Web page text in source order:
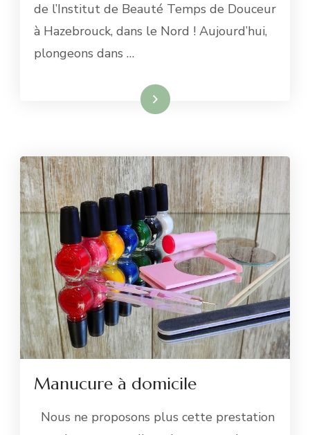
de l’Institut de Beauté Temps de Douceur
à Hazebrouck, dans le Nord ! Aujourd’hui,
plongeons dans …
Lire la suite
Manucure à domicile
Nous ne proposons plus cette prestation